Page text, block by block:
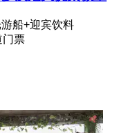
船+迎宾饮料
门票